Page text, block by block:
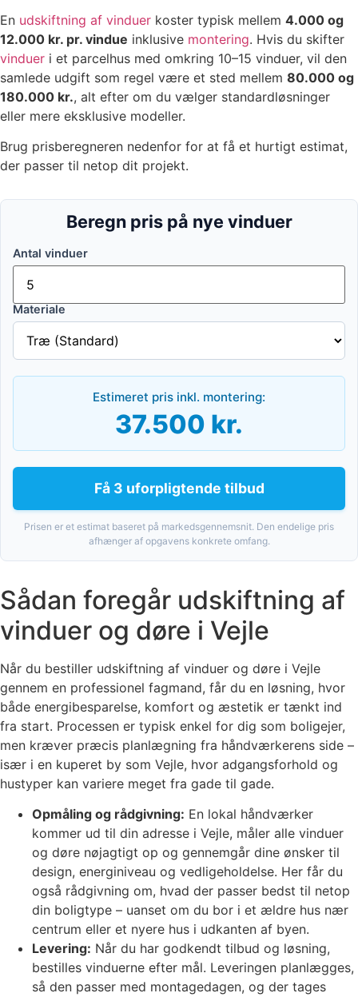
En udskiftning af vinduer koster typisk mellem 4.000 og
12.000 kr. pr. vindue inklusive montering. Hvis du skifter
vinduer i et parcelhus med omkring 10–15 vinduer, vil den
samlede udgift som regel være et sted mellem 80.000 og
180.000 kr., alt efter om du vælger standardløsninger
eller mere eksklusive modeller.
Brug prisberegneren nedenfor for at få et hurtigt estimat,
der passer til netop dit projekt.
Beregn pris på nye vinduer
Antal vinduer
Materiale
Estimeret pris inkl. montering:
37.500 kr.
Få 3 uforpligtende tilbud
Prisen er et estimat baseret på markedsgennemsnit. Den endelige pris
afhænger af opgavens konkrete omfang.
Sådan foregår udskiftning af
vinduer og døre i Vejle
Når du bestiller udskiftning af vinduer og døre i Vejle
gennem en professionel fagmand, får du en løsning, hvor
både energibesparelse, komfort og æstetik er tænkt ind
fra start. Processen er typisk enkel for dig som boligejer,
men kræver præcis planlægning fra håndværkerens side –
især i en kuperet by som Vejle, hvor adgangsforhold og
hustyper kan variere meget fra gade til gade.
Opmåling og rådgivning: En lokal håndværker
kommer ud til din adresse i Vejle, måler alle vinduer
og døre nøjagtigt op og gennemgår dine ønsker til
design, energiniveau og vedligeholdelse. Her får du
også rådgivning om, hvad der passer bedst til netop
din boligtype – uanset om du bor i et ældre hus nær
centrum eller et nyere hus i udkanten af byen.
Levering: Når du har godkendt tilbud og løsning,
bestilles vinduerne efter mål. Leveringen planlægges,
så den passer med montagedagen, og der tages